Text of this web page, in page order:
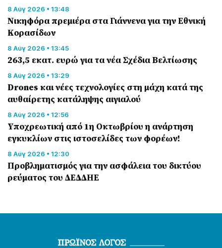
8 Αύγ 2026 • 13:48
Nικηφόρα πρεμιέρα στα Γιάννενα για την Εθνική
Κορασίδων
8 Αύγ 2026 • 13:45
263,5 εκατ. ευρώ για τα νέα Σχέδια Βελτίωσης
8 Αύγ 2026 • 13:29
Drones και νέες τεχνολογίες στη μάχη κατά της
αυθαίρετης κατάληψης αιγιαλού
8 Αύγ 2026 • 12:56
Υποχρεωτική από 1η Οκτωβρίου η ανάρτηση
εγκυκλίων στις ιστοσελίδες των φορέων!
8 Αύγ 2026 • 12:30
Προβληματισμός για την ασφάλεια του δικτύου
ρεύματος του ΔΕΔΔΗΕ